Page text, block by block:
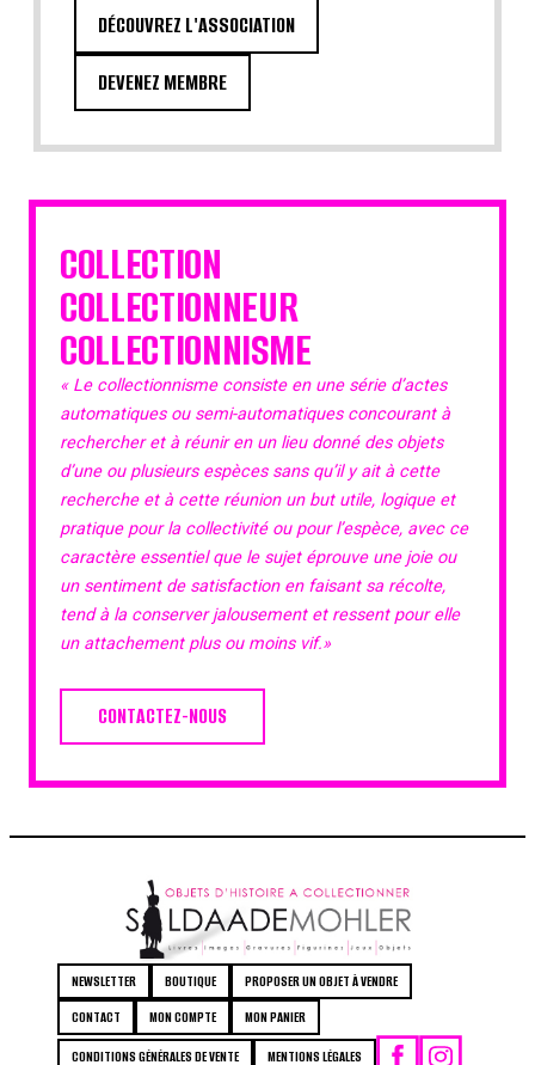
DÉCOUVREZ L'ASSOCIATION
DEVENEZ MEMBRE
COLLECTION
COLLECTIONNEUR
COLLECTIONNISME
« Le collectionnisme consiste en une série d’actes
automatiques ou semi-automatiques concourant à
rechercher et à réunir en un lieu donné des objets
d’une ou plusieurs espèces sans qu’il y ait à cette
recherche et à cette réunion un but utile, logique et
pratique pour la collectivité ou pour l’espèce, avec ce
caractère essentiel que le sujet éprouve une joie ou
un sentiment de satisfaction en faisant sa récolte,
tend à la conserver jalousement et ressent pour elle
un attachement plus ou moins vif.»
CONTACTEZ-NOUS
NEWSLETTER BOUTIQUE
PROPOSER UN OBJET À VENDRE
CONTACT
MON COMPTE MON PANIER
CONDITIONS GÉNÉRALES DE VENTE MENTIONS LÉGALES